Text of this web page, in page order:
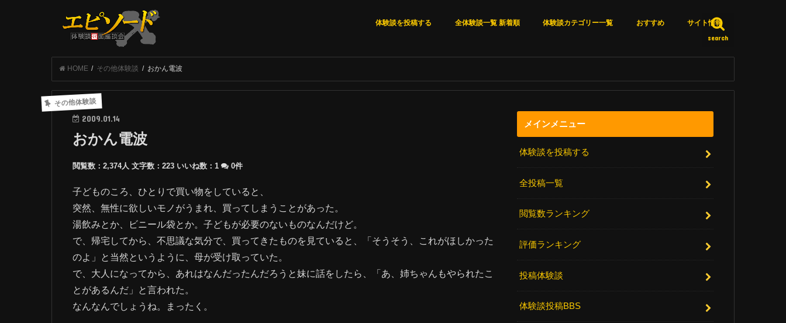
search
体験談を投稿する 全体験談一覧 新着順 体験談カテゴリー一覧 おすすめ サイト情報
HOME その他体験談 おかん電波
その他体験談
2009.01.14
おかん電波
閲覧数：2,374人 文字数：223 いいね数： 1 0件
子どものころ、ひとりで買い物をしていると、
突然、無性に欲しいモノがうまれ、買ってしまうことがあった。
湯飲みとか、ビニール袋とか。子どもが必要のないものなんだけど。
で、帰宅してから、不思議な気分で、買ってきたものを見ていると、「そうそう、これがほしかった
のよ」と当然というように、母が受け取っていた。
で、大人になってから、あれはなんだったんだろうと妹に話をしたら、「あ、姉ちゃんもやられたこ
とがあるんだ」と言われた。
なんなんでしょうね。まったく。
メインメニュー
体験談を投稿する
全投稿一覧
閲覧数ランキング
評価ランキング
投稿体験談
体験談投稿BBS